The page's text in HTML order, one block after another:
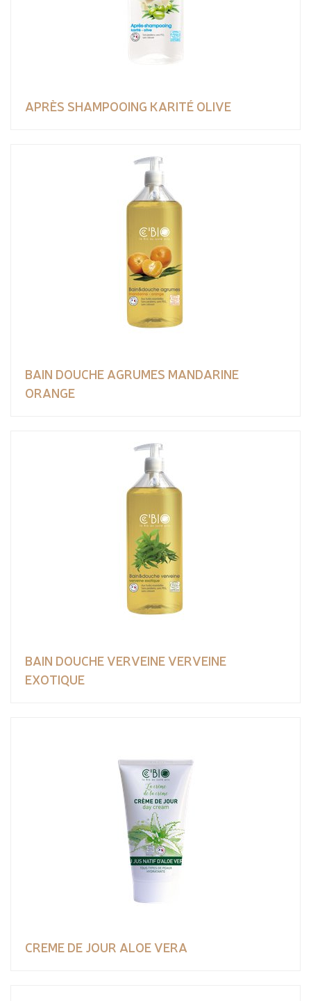
APRÈS SHAMPOOING KARITÉ OLIVE
BAIN DOUCHE AGRUMES MANDARINE
ORANGE
BAIN DOUCHE VERVEINE VERVEINE
EXOTIQUE
CREME DE JOUR ALOE VERA